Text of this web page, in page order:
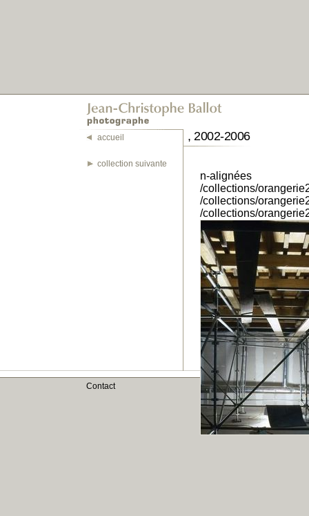
accueil
collection suivante
, 2002-2006
n-alignées
/collections/
/collections/
/collections/
Contact